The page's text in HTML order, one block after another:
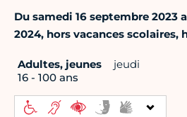
Du samedi 16 septembre 2023
2024, hors vacances scolaires,
Adultes, jeunes
16 - 100 ans
jeudi